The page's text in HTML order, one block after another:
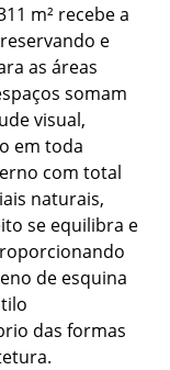
m² recebe a
e
as áreas
somam
visual,
em toda
com total
naturais,
se equilibra e
de esquina
das formas